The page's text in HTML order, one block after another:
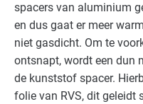
Zorg - overig
Zorg - ziekenhuizen
Zorg - zorginstellingen
spacers van aluminium
en dus gaat er meer
niet gasdicht. Om te
ontsnapt, wordt een dun
de kunststof spacer.
folie van RVS, dit geleidt